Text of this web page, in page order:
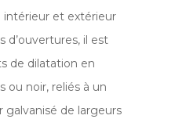
intérieur et extérieur
d’ouvertures, il est
de dilatation en
ou noir, reliés à un
galvanisé de largeurs